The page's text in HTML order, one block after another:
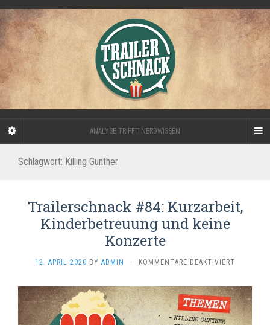
ANALYSE TRIFFT NERDWISSEN
Schlagwort: Killing Gunther
Trailerschnack #84: Kurzarbeit,
Kinderbetreuung und keine
Konzerte
12. APRIL 2020 BY ADMIN · KOMMENTARE DEAKTIVIERT
#84:
UND